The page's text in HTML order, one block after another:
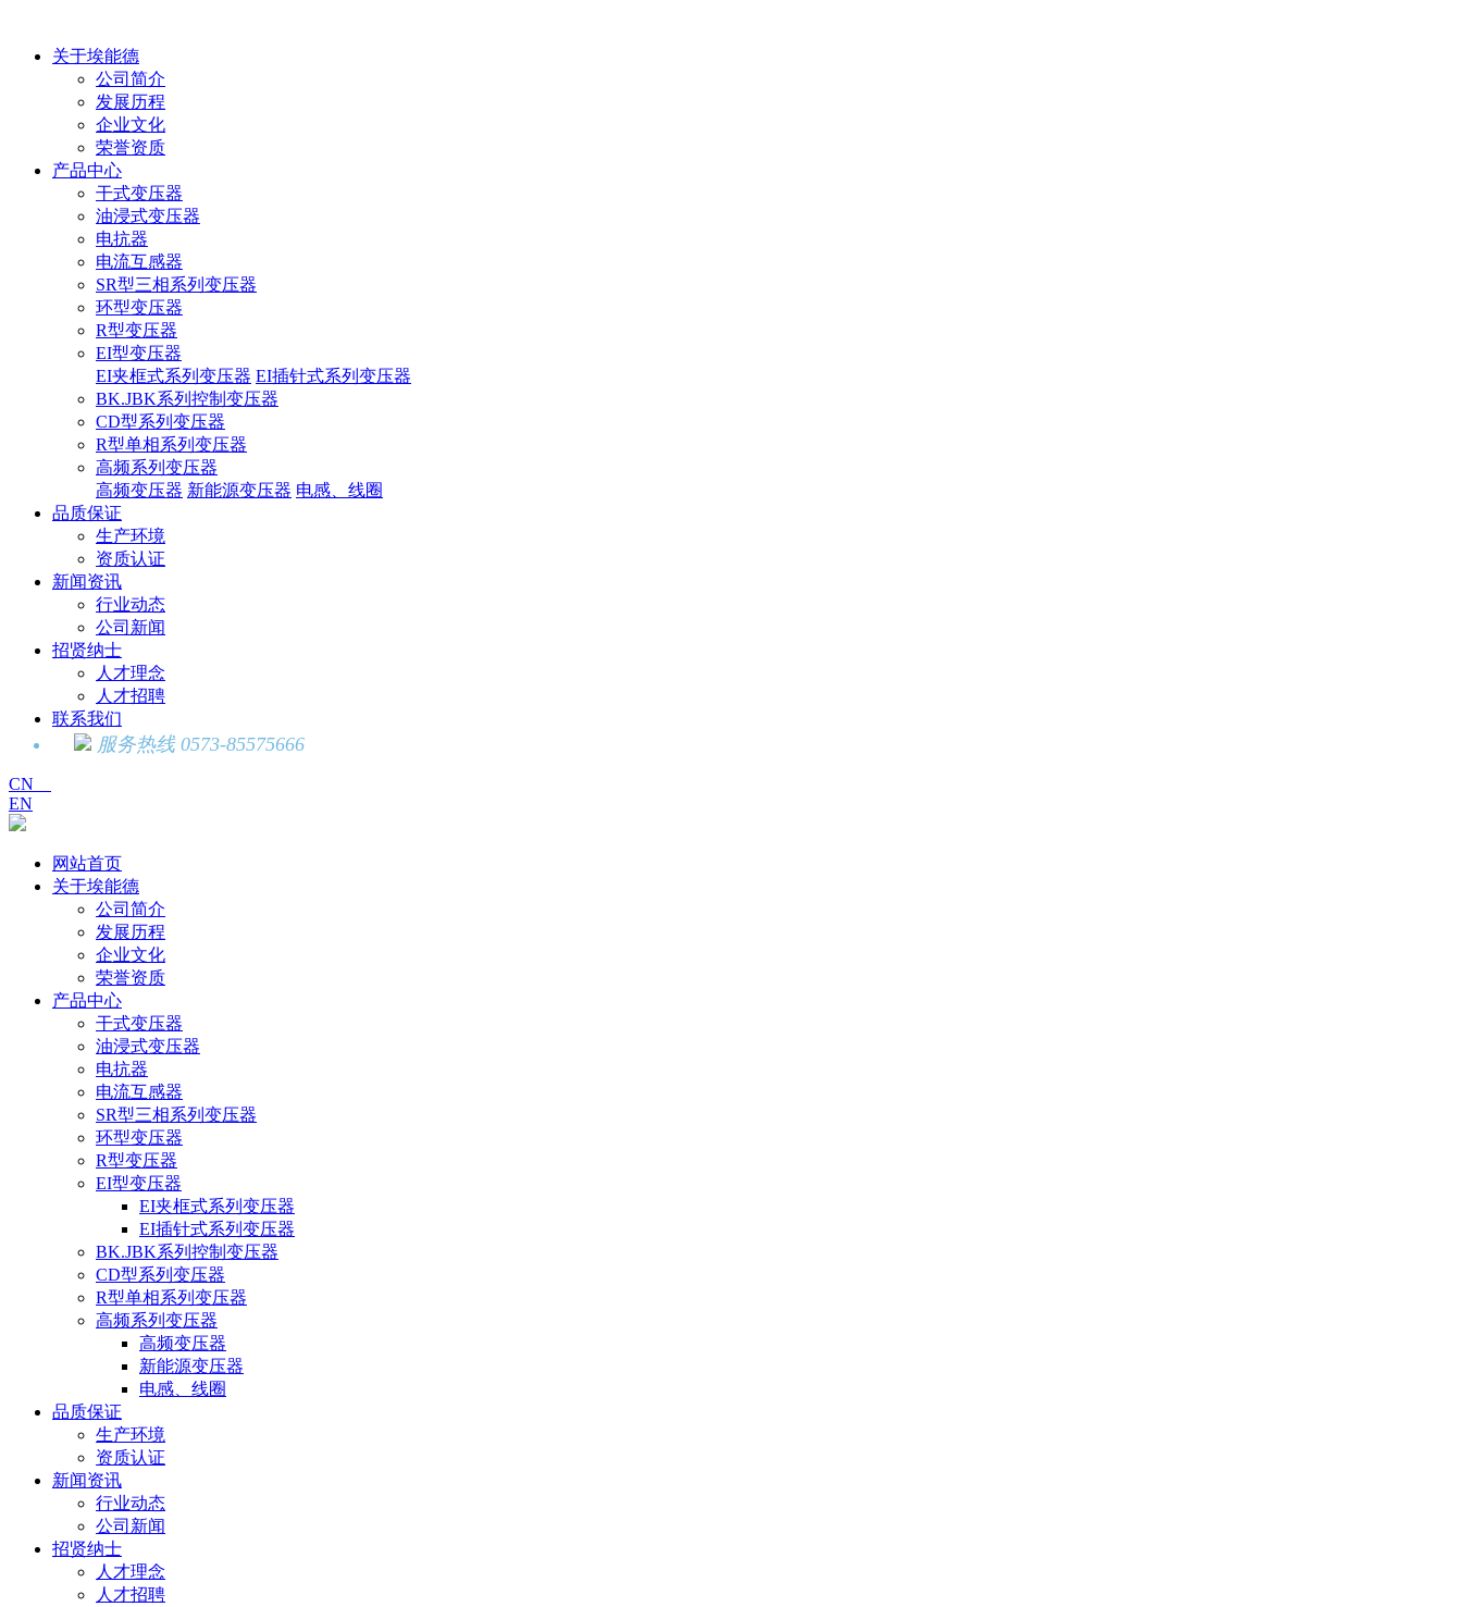
关于埃能德
公司简介
发展历程
企业文化
荣誉资质
产品中心
干式变压器
油浸式变压器
电抗器
电流互感器
SR型三相系列变压器
环型变压器
R型变压器
EI型变压器
EI夹框式系列变压器 EI插针式系列变压器
BK.JBK系列控制变压器
CD型系列变压器
R型单相系列变压器
高频系列变压器
高频变压器 新能源变压器 电感、线圈
品质保证
生产环境
资质认证
新闻资讯
行业动态
公司新闻
招贤纳士
人才理念
人才招聘
联系我们
服务热线 0573-85575666
CN
EN
网站首页
关于埃能德
公司简介
发展历程
企业文化
荣誉资质
产品中心
干式变压器
油浸式变压器
电抗器
电流互感器
SR型三相系列变压器
环型变压器
R型变压器
EI型变压器
EI夹框式系列变压器
EI插针式系列变压器
BK.JBK系列控制变压器
CD型系列变压器
R型单相系列变压器
高频系列变压器
高频变压器
新能源变压器
电感、线圈
品质保证
生产环境
资质认证
新闻资讯
行业动态
公司新闻
招贤纳士
人才理念
人才招聘